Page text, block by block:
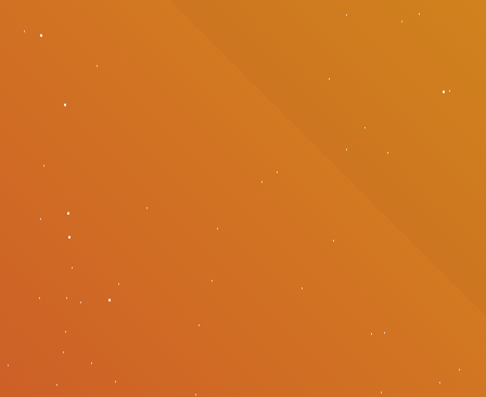
자격증과정
커뮤니티
취업패키지
고객상담센터